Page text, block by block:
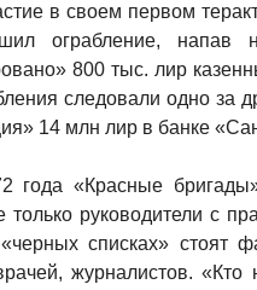
в своем первом
ограбление, напав
800 тыс. лир
следовали одно за
14 млн лир в банке
года «Красные
только руководители с
списках» стоят
журналистов.